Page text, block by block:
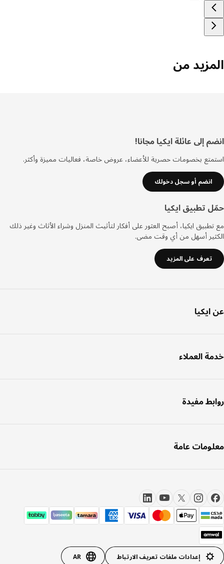
من
إلى عائلة ايكيا مجانا!
بخصومات حصرية للأعضاء، عروض خاصة، فعاليات مميزة وأكثر.
انضم أو سجل دخولك
تطبيق ايكيا
ايكيا، أصبح العثور على أفكار لتأثيث المنزل وشراء الأثاث وغير ذلك
أسهل من أي وقت مضى.
تعرف على المزيد
العملاء
مفيدة
عامة
إعدادات ملفات تعريف الارتباط AR